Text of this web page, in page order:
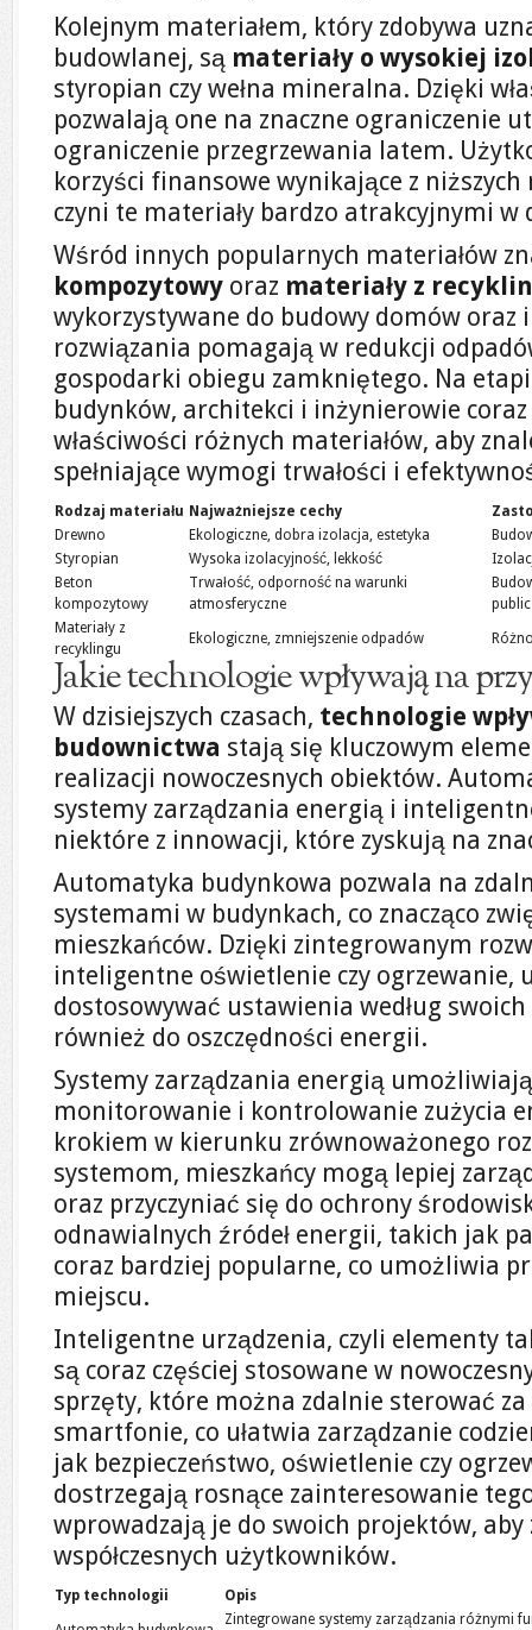
Kolejnym materiałem, który zdobywa
budowlanej, są materiały o wysokiej
styropian czy wełna mineralna. Dzięki
pozwalają one na znaczne ograniczenie
ograniczenie przegrzewania latem.
korzyści finansowe wynikające z
czyni te materiały bardzo atrakcyjnymi w
Wśród innych popularnych materiałów
kompozytowy oraz materiały z
wykorzystywane do budowy domów oraz
rozwiązania pomagają w redukcji
gospodarki obiegu zamkniętego. Na
budynków, architekci i inżynierowie
właściwości różnych materiałów, aby
spełniające wymogi trwałości i
Rodzaj materiału Najważniejsze cechy
Drewno
Ekologiczne, dobra izolacja, estetyka
Styropian
Wysoka izolacyjność, lekkość
Beton
kompozytowy
Trwałość, odporność na warunki
atmosferyczne
Materiały z
recyklingu
Ekologiczne, zmniejszenie odpadów
Jakie technologie wpływają na
W dzisiejszych czasach, technologie
budownictwa stają się kluczowym
realizacji nowoczesnych obiektów.
systemy zarządzania energią i
niektóre z innowacji, które zyskują na
Automatyka budynkowa pozwala na
systemami w budynkach, co znacząco
mieszkańców. Dzięki zintegrowanym
inteligentne oświetlenie czy ogrzewanie,
dostosowywać ustawienia według
również do oszczędności energii.
Systemy zarządzania energią
monitorowanie i kontrolowanie zużycia
krokiem w kierunku zrównoważonego
systemom, mieszkańcy mogą lepiej
oraz przyczyniać się do ochrony
odnawialnych źródeł energii, takich jak
coraz bardziej popularne, co umożliwia
miejscu.
Inteligentne urządzenia, czyli elementy
są coraz częściej stosowane w
sprzęty, które można zdalnie sterować
smartfonie, co ułatwia zarządzanie
jak bezpieczeństwo, oświetlenie czy
dostrzegają rosnące zainteresowanie
wprowadzają je do swoich projektów, aby
współczesnych użytkowników.
Typ technologii Opis
Zintegrowane systemy zarządzania różnymi